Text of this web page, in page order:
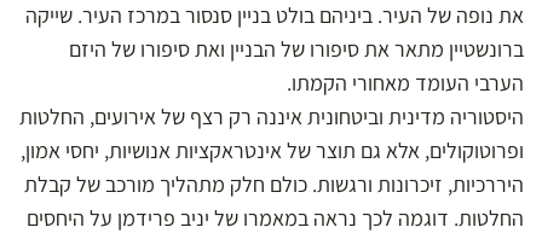
את נופה של העיר. ביניהם בולט בניין סנסור במרכז העיר. שייקה
ברונשטיין מתאר את סיפורו של הבניין ואת סיפורו של היזם
הערבי העומד מאחורי הקמתו.
היסטוריה מדינית וביטחונית איננה רק רצף של אירועים, החלטות
ופרוטוקולים, אלא גם תוצר של אינטראקציות אנושיות, יחסי אמון,
היררכיות, זיכרונות ורגשות. כולם חלק מתהליך מורכב של קבלת
החלטות. דוגמה לכך נראה במאמרו של יניב פרידמן על היחסים